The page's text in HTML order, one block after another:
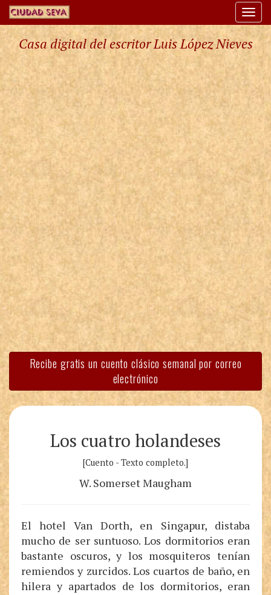
Casa digital del escritor Luis López Nieves
Recibe gratis un cuento clásico semanal por correo
electrónico
Los cuatro holandeses
[Cuento - Texto completo.]
W. Somerset Maugham
El hotel Van Dorth, en Singapur, distaba
mucho de ser suntuoso. Los dormitorios eran
bastante oscuros, y los mosquiteros tenían
remiendos y zurcidos. Los cuartos de baño, en
hilera y apartados de los dormitorios, eran